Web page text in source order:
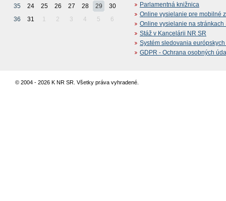
35
24 25 26 27 28 29
30
36
31 1 2 3 4 5 6
Parlamentná knižnica
Online vysielanie pre mobilné
Online vysielanie na stránkach
Stáž v Kancelárii NR SR
Systém sledovania
GDPR - Ochrana osobných
© 2004 - 2026 K NR SR. Všetky práva vyhradené.